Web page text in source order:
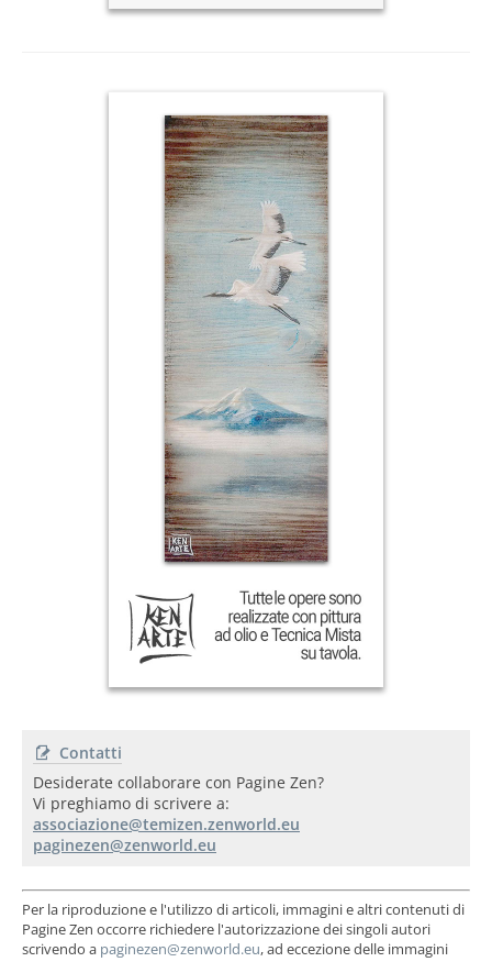
Contatti
Desiderate collaborare con Pagine Zen?
Vi preghiamo di scrivere a:
Per la riproduzione e l'utilizzo di articoli, immagini e altri contenuti di
Pagine Zen occorre richiedere l'autorizzazione dei singoli autori
scrivendo a
, ad eccezione delle immagini